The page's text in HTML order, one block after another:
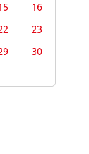
16
23
30